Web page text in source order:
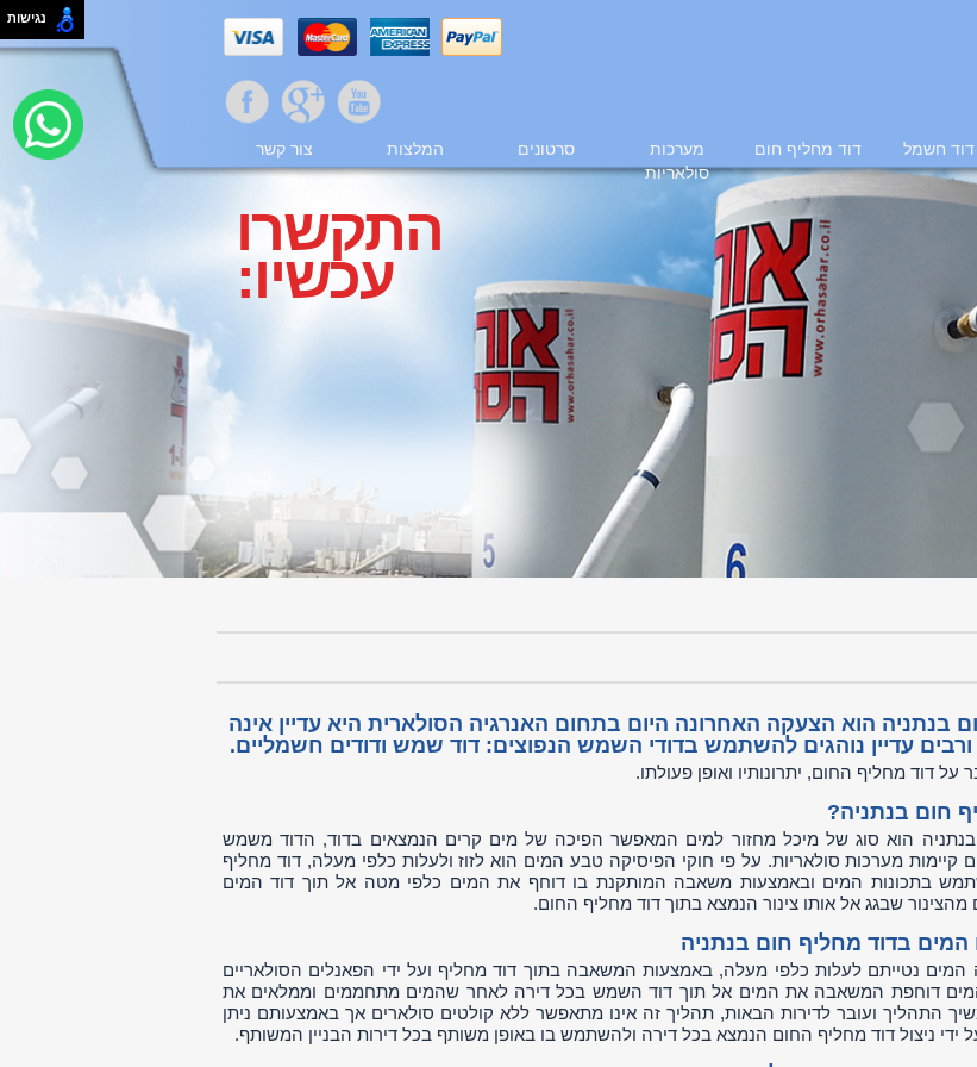
דוד חשמל דוד מחליף חום
מערכות
סולאריות
סרטונים המלצות צור קשר
התקשרו
עכשיו:
בנתניה הוא הצעקה האחרונה היום בתחום האנרגיה הסולארית היא עדיין אינה
עדיין נוהגים להשתמש בדודי השמש הנפוצים: דוד שמש ודודים חשמליים.
דוד מחליף החום, יתרונותיו ואופן פעולתו.
חום בנתניה?
הוא סוג של מיכל מחזור למים המאפשר הפיכה של מים קרים הנמצאים בדוד, הדוד משמש
קיימות מערכות סולאריות. על פי חוקי הפיסיקה טבע המים הוא לזוז ולעלות כלפי מעלה, דוד מחליף
בתכונות המים ובאמצעות משאבה המותקנת בו דוחף את המים כלפי מטה אל תוך דוד המים
שבגג אל אותו צינור הנמצא בתוך דוד מחליף החום.
המים בדוד מחליף חום בנתניה
המים נטייתם לעלות כלפי מעלה, באמצעות המשאבה בתוך דוד מחליף ועל ידי הפאנלים הסולאריים
דוחפת המשאבה את המים אל תוך דוד השמש בכל דירה לאחר שהמים מתחממים וממלאים את
התהליך ועובר לדירות הבאות, תהליך זה אינו מתאפשר ללא קולטים סולארים אך באמצעותם ניתן
ידי ניצול דוד מחליף החום הנמצא בכל דירה ולהשתמש בו באופן משותף בכל דירות הבניין המשותף.
נגישות